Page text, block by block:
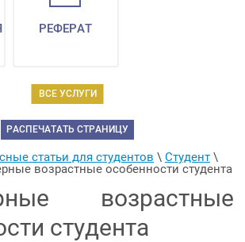
ВСЕ УСЛУГИ
РЕФЕРАТ
РАСПЕЧАТАТЬ СТРАНИЦУ
статьи для студентов \ Студент
возрастные особенности студента
возрастные
студента